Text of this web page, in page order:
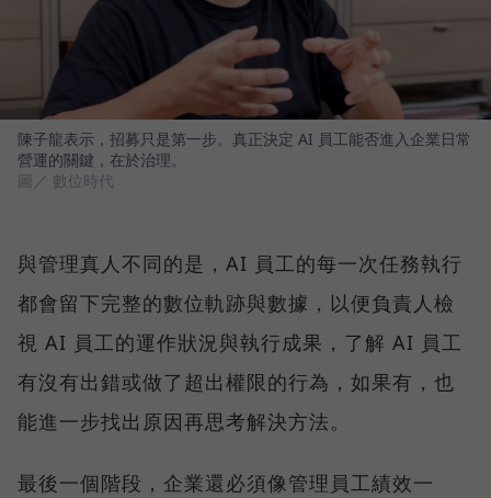
陳子龍表示，招募只是第一步。真正決定 AI 員工能否進入企業日常
營運的關鍵，在於治理。
圖／ 數位時代
與管理真人不同的是，AI 員工的每一次任務執行
都會留下完整的數位軌跡與數據，以便負責人檢
視 AI 員工的運作狀況與執行成果，了解 AI 員工
有沒有出錯或做了超出權限的行為，如果有，也
能進一步找出原因再思考解決方法。
最後一個階段，企業還必須像管理員工績效一